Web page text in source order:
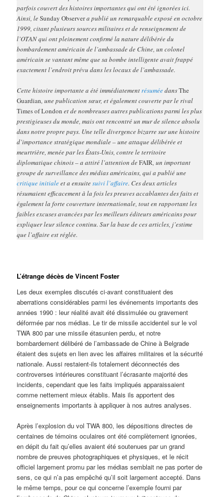
parfois couvert des histoires importantes qui ont été ignorées ici.
Ainsi, leSunday Observera publié un remarquable exposé en octobre
1999, citant plusieurs sources militaires et de renseignement de
l’OTAN qui ont pleinement confirmé la nature délibérée du
bombardement américain de l’ambassade de Chine, un colonel
américain se vantant même que sa bombe intelligente avait frappé
exactement l’endroit prévu dans les locaux de l’ambassade.
Cette histoire importante a été immédiatementrésuméedansThe
Guardian, une publication sœur, et également couverte par le rival
Times of London et de nombreuses autres publications parmi les plus
prestigieuses du monde, mais ont rencontré un mur de silence absolu
dans notre propre pays. Une telle divergence bizarre sur une histoire
d’importance stratégique mondiale – une attaque délibérée et
meurtrière, menée par les États-Unis, contre le territoire
diplomatique chinois – a attiré l’attention deFAIR, un important
groupe de surveillance des médias américains, qui a publié une
critique initialeet a ensuitesuivi l’affaire. Ces deux articles
résumaient efficacement à la fois les preuves accablantes des faits et
également la forte couverture internationale, tout en rapportant les
faibles excuses avancées par les meilleurs éditeurs américains pour
expliquer leur silence continu. Sur la base de ces articles, j’estime
que l’affaire est réglée.
L’étrange décès de Vincent Foster
Les deux exemples discutés ci-avant constituaient des
aberrations considérables parmi les événements importants des
années 1990 : leur réalité avait été dissimulée ou gravement
déformée par nos médias. Le tir de missile accidentel sur le vol
TWA 800 par une missile étasunien perdu, et notre
bombardement délibéré de l’ambassade de Chine à Belgrade
étaient des sujets en lien avec les affaires militaires et la sécurité
nationale. Aussi restaient-ils totalement déconnectés des
controverses intérieures constituant l’écrasante majorité des
incidents, cependant que les faits impliqués apparaissaient
comme nettement mieux établis. Mais ils apportent des
enseignements importants à appliquer à nos autres analyses.
Après l’explosion du vol TWA 800, les dépositions directes de
centaines de témoins oculaires ont été complètement ignorées,
en dépit du fait qu’elles avaient été soutenues par un grand
nombre de preuves photographiques et physiques, et le récit
officiel largement promu par les médias semblait ne pas porter de
sens, ce qui n’a pas empêché qu’il soit largement accepté. Dans
le même temps, pour ce qui concerne l’exemple fourni par